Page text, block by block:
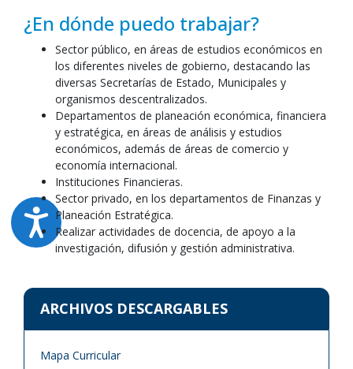
¿En dónde puedo trabajar?
Sector público, en áreas de estudios económicos en
los diferentes niveles de gobierno, destacando las
diversas Secretarías de Estado, Municipales y
organismos descentralizados.
Departamentos de planeación económica, financiera
y estratégica, en áreas de análisis y estudios
económicos, además de áreas de comercio y
economía internacional.
Instituciones Financieras.
Sector privado, en los departamentos de Finanzas y
Planeación Estratégica.
Realizar actividades de docencia, de apoyo a la
investigación, difusión y gestión administrativa.
ARCHIVOS DESCARGABLES
Mapa Curricular